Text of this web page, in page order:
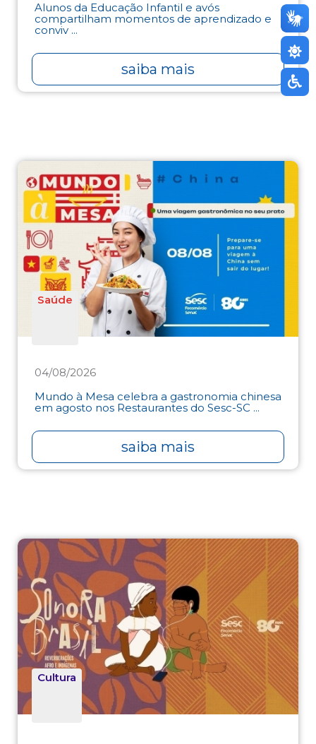
Alunos da Educação Infantil e avós
compartilham momentos de aprendizado e
conviv ...
saiba mais
Saúde
04/08/2026
Mundo à Mesa celebra a gastronomia chinesa
em agosto nos Restaurantes do Sesc-SC ...
saiba mais
Cultura